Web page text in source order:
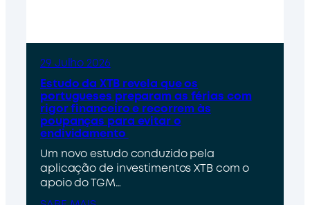
29 Julho 2026
Estudo da XTB revela que os
portugueses preparam as férias com
rigor financeiro e recorrem às
poupanças para evitar o
endividamento
Um novo estudo conduzido pela
aplicação de investimentos XTB com o
apoio do TGM…